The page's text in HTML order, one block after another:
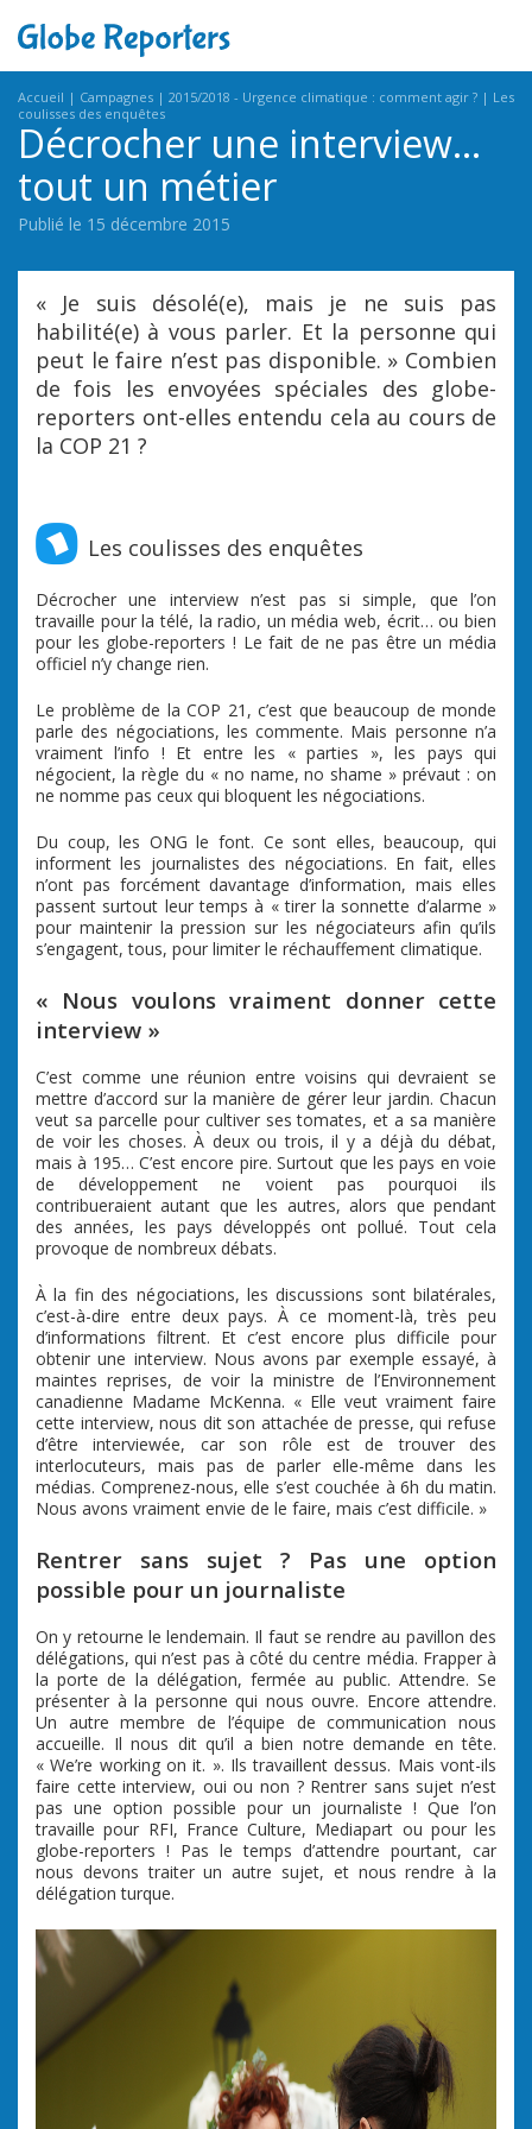
Accueil Campagnes 2015/2018 - Urgence climatique : comment agir ?
Les
coulisses des enquêtes
Décrocher une interview…
tout un métier
Publié le 15 décembre 2015
« Je suis désolé(e), mais je ne suis pas
habilité(e) à vous parler. Et la personne qui
peut le faire n’est pas disponible. » Combien
de fois les envoyées spéciales des globe-
reporters ont-elles entendu cela au cours de
la COP 21 ?
Les coulisses des enquêtes
Décrocher une interview n’est pas si simple, que l’on
travaille pour la télé, la radio, un média web, écrit… ou bien
pour les globe-reporters ! Le fait de ne pas être un média
officiel n’y change rien.
Le problème de la COP 21, c’est que beaucoup de monde
parle des négociations, les commente. Mais personne n’a
vraiment l’info ! Et entre les « parties », les pays qui
négocient, la règle du « no name, no shame » prévaut : on
ne nomme pas ceux qui bloquent les négociations.
Du coup, les ONG le font. Ce sont elles, beaucoup, qui
informent les journalistes des négociations. En fait, elles
n’ont pas forcément davantage d’information, mais elles
passent surtout leur temps à « tirer la sonnette d’alarme »
pour maintenir la pression sur les négociateurs afin qu’ils
s’engagent, tous, pour limiter le réchauffement climatique.
« Nous voulons vraiment donner cette
interview »
C’est comme une réunion entre voisins qui devraient se
mettre d’accord sur la manière de gérer leur jardin. Chacun
veut sa parcelle pour cultiver ses tomates, et a sa manière
de voir les choses. À deux ou trois, il y a déjà du débat,
mais à 195… C’est encore pire. Surtout que les pays en voie
de développement ne voient pas pourquoi ils
contribueraient autant que les autres, alors que pendant
des années, les pays développés ont pollué. Tout cela
provoque de nombreux débats.
À la fin des négociations, les discussions sont bilatérales,
c’est-à-dire entre deux pays. À ce moment-là, très peu
d’informations filtrent. Et c’est encore plus difficile pour
obtenir une interview. Nous avons par exemple essayé, à
maintes reprises, de voir la ministre de l’Environnement
canadienne Madame McKenna. « Elle veut vraiment faire
cette interview, nous dit son attachée de presse, qui refuse
d’être interviewée, car son rôle est de trouver des
interlocuteurs, mais pas de parler elle-même dans les
médias. Comprenez-nous, elle s’est couchée à 6h du matin.
Nous avons vraiment envie de le faire, mais c’est difficile. »
Rentrer sans sujet ? Pas une option
possible pour un journaliste
On y retourne le lendemain. Il faut se rendre au pavillon des
délégations, qui n’est pas à côté du centre média. Frapper à
la porte de la délégation, fermée au public. Attendre. Se
présenter à la personne qui nous ouvre. Encore attendre.
Un autre membre de l’équipe de communication nous
accueille. Il nous dit qu’il a bien notre demande en tête.
« We’re working on it. ». Ils travaillent dessus. Mais vont-ils
faire cette interview, oui ou non ? Rentrer sans sujet n’est
pas une option possible pour un journaliste ! Que l’on
travaille pour RFI, France Culture, Mediapart ou pour les
globe-reporters ! Pas le temps d’attendre pourtant, car
nous devons traiter un autre sujet, et nous rendre à la
délégation turque.